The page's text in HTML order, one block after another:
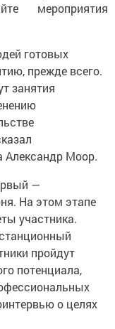
мероприятия
готовых
прежде всего.
занятия
Александр Моор.
—
На этом этапе
участника.
пройдут
потенциала,
о целях